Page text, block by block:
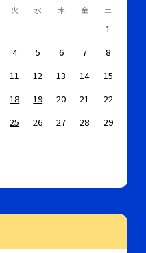
火 水 木 金 土
1
4 5 6 7
8
11 12 13 14
15
18 19 20 21
22
25 26 27 28
29